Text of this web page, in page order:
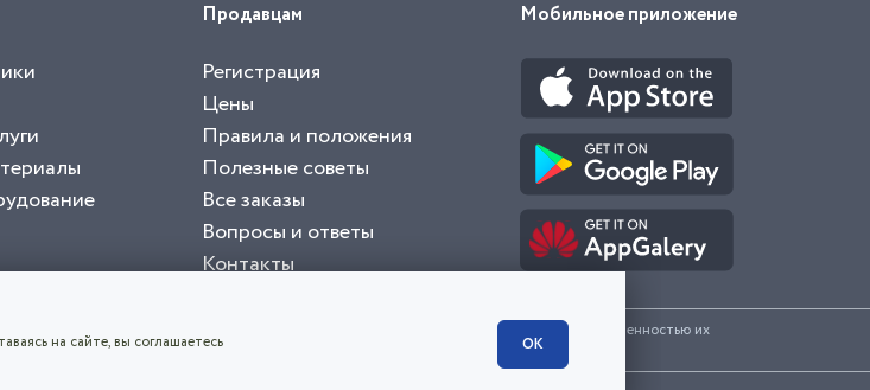
Продавцам
Регистрация
Цены
Правила и положения
Полезные советы
Все заказы
Вопросы и ответы
Контакты
Мобильное приложение
. Все логотипы и торговые марки представленные на сайте являются собственностью их
на сайте, вы соглашаетесь
ОК